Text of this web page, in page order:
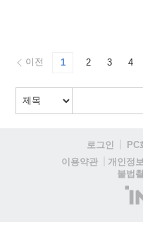
이전 1 2 3 4
로그인 PC
이용약관
개인정
불법